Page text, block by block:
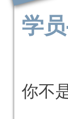
学
你不